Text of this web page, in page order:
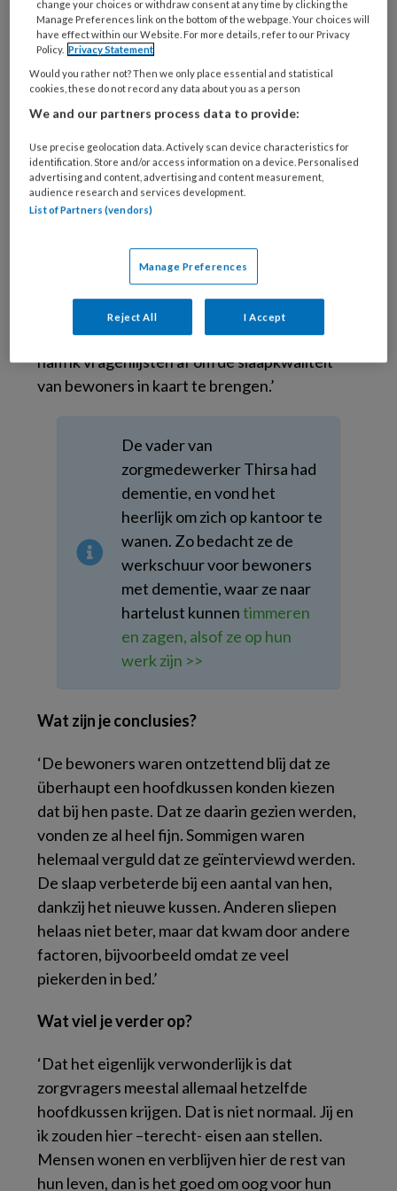
een onderzoekswetenschapper, zodat het
volwaardig praktijkonderzoek zou zijn. Ik ben
hier uiteindelijk een jaar mee bezig geweest,
en heb er ook wat eigen tijd in gestoken. Maar
het was het allemaal waard.’
Hoe ging je te werk?
‘Ik nam interviews af bij zeven bewoners en
deed nachtobservaties met mijn collega’s. Dat
mensen- ’s nachts ging kijken hoe ze erbij
lagen. Want het soort kussen dat iemand nodig
heeft, hangt onder andere af van of iemand
een buikslaper, rugslaper of zijslaper is. Ook
nam ik vragenlijsten af om de slaapkwaliteit
van bewoners in kaart te brengen.’
De vader van
zorgmedewerker Thirsa had
dementie, en vond het
heerlijk om zich op kantoor te
wanen. Zo bedacht ze de
werkschuur voor bewoners
met dementie, waar ze naar
hartelust kunnentimmeren
en zagen, alsof ze op hun
werk zijn >>
Wat zijn je conclusies?
‘De bewoners waren ontzettend blij dat ze
überhaupt een hoofdkussen konden kiezen
dat bij hen paste. Dat ze daarin gezien werden,
vonden ze al heel fijn. Sommigen waren
helemaal verguld dat ze geïnterviewd werden.
De slaap verbeterde bij een aantal van hen,
dankzij het nieuwe kussen. Anderen sliepen
helaas niet beter, maar dat kwam door andere
factoren, bijvoorbeeld omdat ze veel
piekerden in bed.’
Wat viel je verder op?
‘Dat het eigenlijk verwonderlijk is dat
zorgvragers meestal allemaal hetzelfde
hoofdkussen krijgen. Dat is niet normaal. Jij en
ik zouden hier –terecht- eisen aan stellen.
Mensen wonen en verblijven hier de rest van
hun leven, dan is het goed om oog voor hun
change your choices or withdraw consent at any time by clicking the
Manage Preferences link on the bottom of the webpage. Your choices will
have effect within our Website. For more details, refer to our Privacy
Policy. Privacy Statement
Would you rather not? Then we only place essential and statistical
cookies, these do not record any data about you as a person
We and our partners process data to provide:
Use precise geolocation data. Actively scan device characteristics for
identification. Store and/or access information on a device. Personalised
advertising and content, advertising and content measurement,
audience research and services development.
List of Partners (vendors)
Manage Preferences
Reject All I Accept